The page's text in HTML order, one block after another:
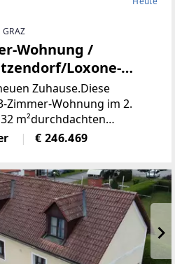
Wohnung /
Loxone-
Zuhause.Diese
Zimmer-Wohnung im 2.
m²durchdachten
Haustechnik – hell,
bezugsfertig.Im Zentrum
€ 246.469